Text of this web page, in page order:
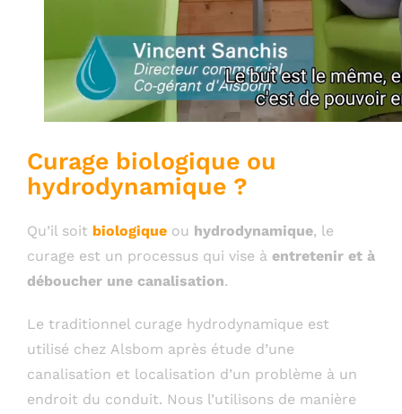
Curage biologique ou
hydrodynamique ?
Qu’il soit biologique ou hydrodynamique, le
curage est un processus qui vise à entretenir et à
déboucher une canalisation.
Le traditionnel curage hydrodynamique est
utilisé chez Alsbom après étude d’une
canalisation et localisation d’un problème à un
endroit du conduit. Nous l’utilisons de manière